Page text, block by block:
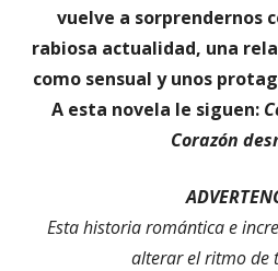
vuelve a sorprendernos
rabiosa actualidad, una
como sensual y unos
A esta novela le siguen:
Corazón
Esta historia romántica e
alterar el ritmo de